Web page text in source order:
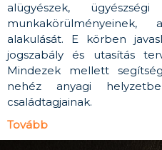
alügyészek,
munkakörülményeinek,
alakulását. E körben
jogszabály és utasítás
Mindezek mellett
nehéz anyagi
családtagjainak.
Tovább